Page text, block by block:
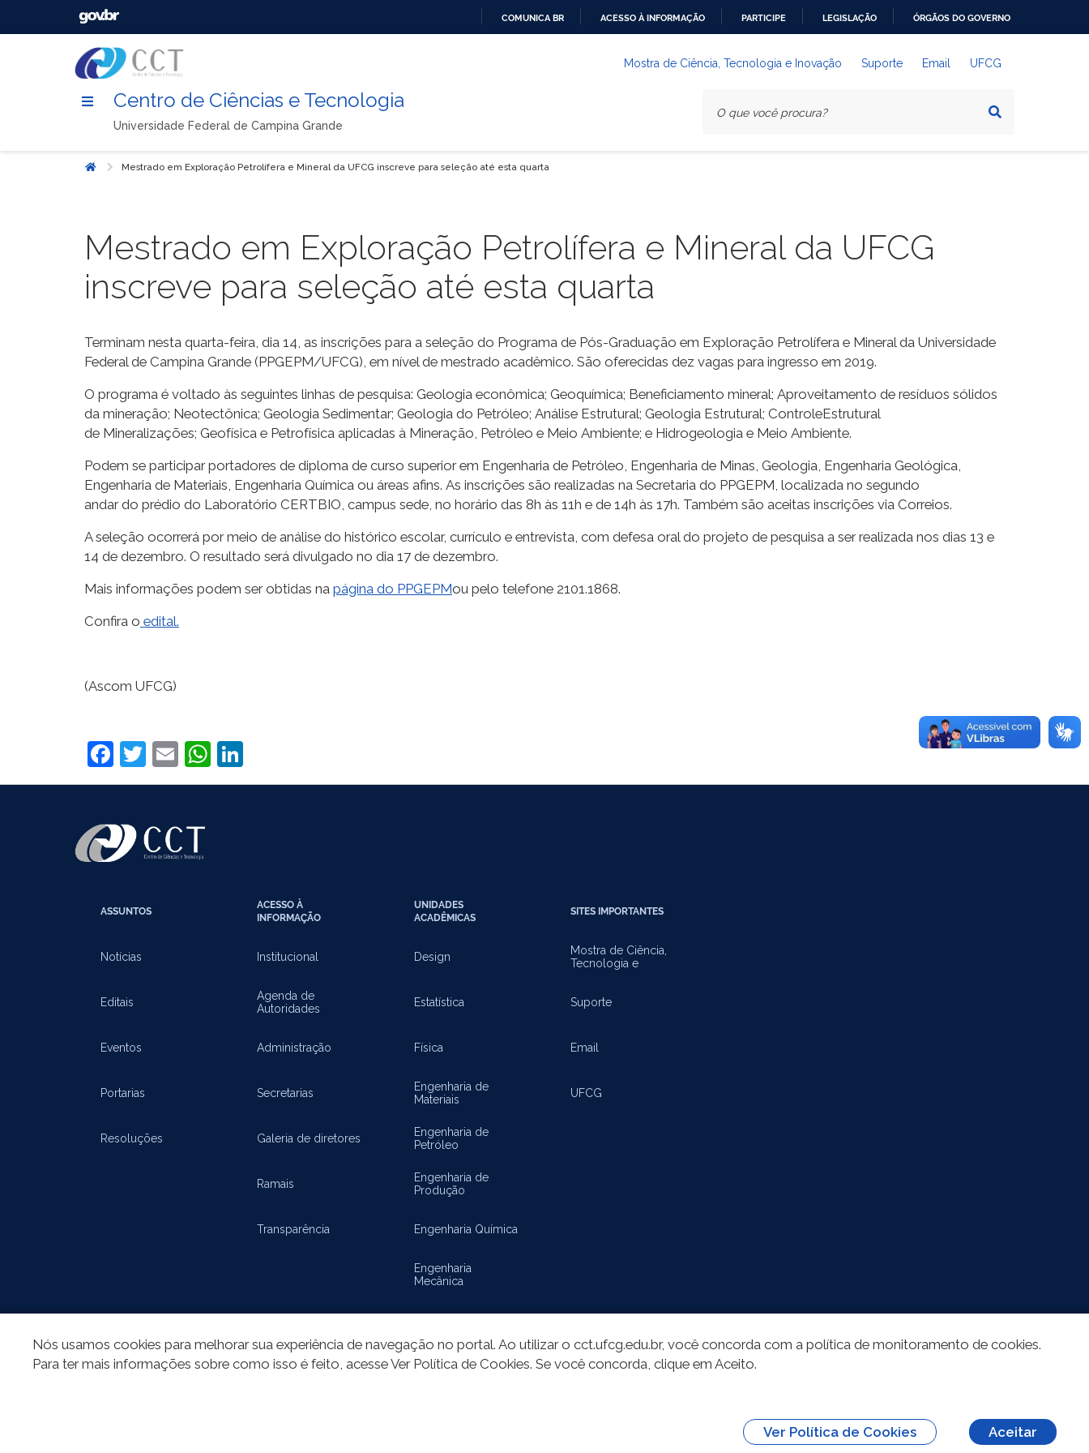
COMUNICA BR ACESSO À INFORMAÇÃO PARTICIPE LEGISLAÇÃO ÓRGÃOS DO GOVERNO
Mostra de Ciência, Tecnologia e Inovação Suporte Email UFCG
Centro de Ciências e Tecnologia
Universidade Federal de Campina Grande
Início Mestrado em Exploração Petrolífera e Mineral da UFCG inscreve para seleção até esta quarta
Mestrado em Exploração Petrolífera e Mineral da UFCG
inscreve para seleção até esta quarta
Terminam nesta quarta-feira, dia 14, as inscrições para a seleção do Programa de Pós-Graduação em Exploração Petrolífera e Mineral da Universidade
Federal de Campina Grande (PPGEPM/UFCG) , em nível de mestrado acadêmico. São oferecidas dez vagas para ingresso em 2019.
O programa é voltado às seguintes linhas de pesquisa: Geologia econômica; Geoquímica; Beneficiamento mineral; Aproveitamento de resíduos sólidos
da mineração; Neotectônica; Geologia Sedimentar; Geologia do Petróleo; Análise Estrutural; Geologia Estrutural; ControleEstrutural
de Mineralizações; Geofísica e Petrofísica aplicadas à Mineração, Petróleo e Meio Ambiente; e Hidrogeologia e Meio Ambiente.
Podem se participarportadores de diploma de curso superior em Engenharia de Petróleo, Engenharia de Minas, Geologia, Engenharia Geológica,
Engenharia de Materiais, Engenharia Química ou áreas afins. As inscrições são realizadas na Secretaria do PPGEPM , localizada no segundo
andardo prédio do Laboratório CERTBIO, campus sede, no horário das 8h às 11h e de 14h às 17h. Também são aceitas inscrições via Correios.
A seleção ocorrerá por meio de análise do histórico escolar, currículo e entrevista, com defesa oral do projeto de pesquisa a ser realizada nos dias 13 e
14 de dezembro. O resultado será divulgado no dia 17 de dezembro.
Mais informações podem ser obtidas na página do PPGEPMou pelo telefone 2101.1868.
Confira o edital.
(Ascom UFCG)
Facebook
Twitter
EmailWhatsApp
ASSUNTOS
Notícias
Editais
Eventos
Portarias
Resoluções
ACESSO À
INFORMAÇÃO
Institucional
Agenda de
Autoridades
Administração
Secretarias
Galeria de diretores
Ramais
Transparência
UNIDADES
ACADÊMICAS
Design
Estatística
Física
Engenharia de
Materiais
Engenharia de
Petróleo
Engenharia de
Produção
Engenharia Química
Engenharia
Mecânica
SITES IMPORTANTES
Mostra de Ciência,
Tecnologia e
Suporte
Email
UFCG
Nós usamos cookies para melhorar sua experiência de navegação no portal. Ao utilizar o cct.ufcg.edu.br, você concorda com a política de monitoramento de cookies.
Para ter mais informações sobre como isso é feito, acesse Ver Política de Cookies. Se você concorda, clique em Aceito.
Ver Política de Cookies Aceitar